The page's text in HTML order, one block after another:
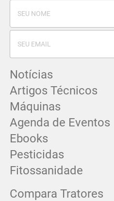
Notícias
Artigos Técnicos
Máquinas
Agenda de Eventos
Ebooks
Pesticidas
Fitossanidade
Compara Tratores